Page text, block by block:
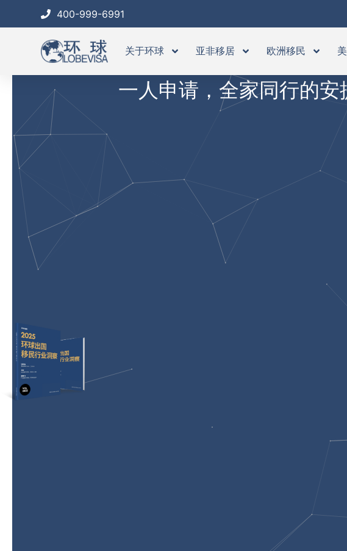
400-999-6991
关于环球 亚非移居 欧洲移民
一人申请，全家同行的